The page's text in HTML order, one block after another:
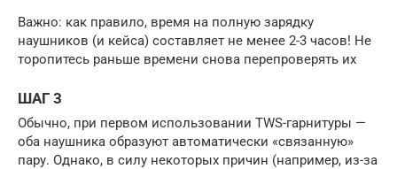
Важно: как правило, время на полную зарядку
наушников (и кейса) составляет не менее 2-3 часов! Не
торопитесь раньше времени снова перепроверять их
ШАГ 3
Обычно, при первом использовании TWS-гарнитуры —
оба наушника образуют автоматически «связанную»
пару. Однако, в силу некоторых причин (например, из-за